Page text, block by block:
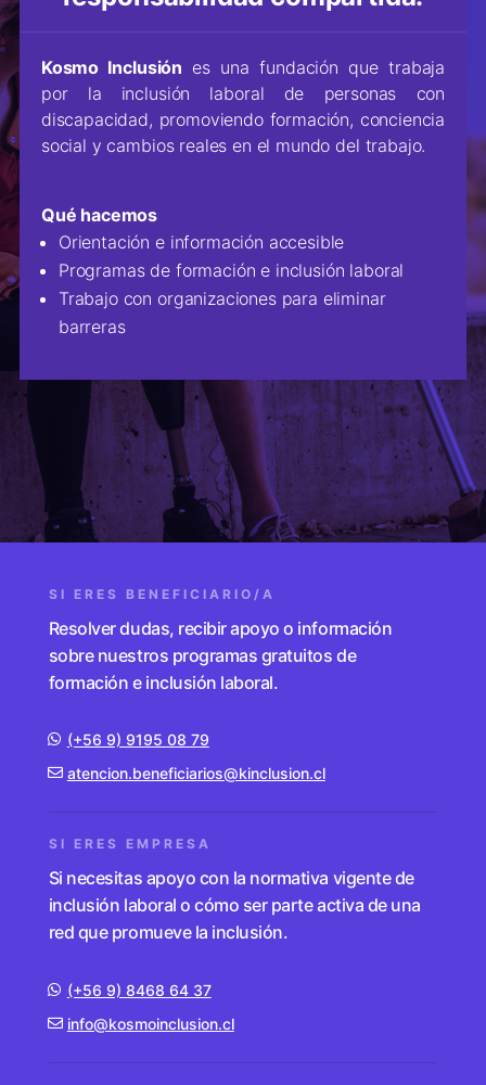
Kosmo Inclusión es una fundación que trabaja
por la inclusión laboral de personas con
discapacidad, promoviendo formación, conciencia
social y cambios reales en el mundo del trabajo.
Qué hacemos
Orientación e información accesible
Programas de formación e inclusión laboral
Trabajo con organizaciones para eliminar
barreras
SI ERES BENEFICIARIO/A
Resolver dudas, recibir apoyo o información
sobre nuestros programas gratuitos de
formación e inclusión laboral.
(+56 9) 9195 08 79
atencion.beneficiarios@kinclusion.cl
SI ERES EMPRESA
Si necesitas apoyo con la normativa vigente de
inclusión laboral o cómo ser parte activa de una
red que promueve la inclusión.
(+56 9) 8468 64 37
info@kosmoinclusion.cl